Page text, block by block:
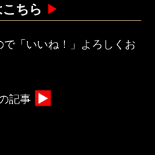
ちら
「いいね！」よろしくお
記事